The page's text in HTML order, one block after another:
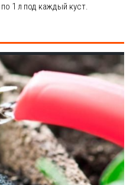
1 л под каждый куст.